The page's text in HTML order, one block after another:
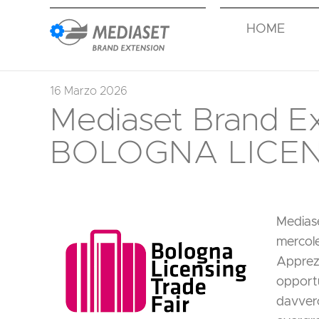
HOME
16 Marzo 2026
Mediaset Brand
BOLOGNA